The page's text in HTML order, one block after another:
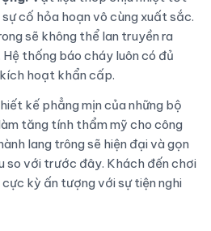
cố hỏa hoạn vô cùng xuất sắc.
sẽ không thể lan truyền ra
thống báo cháy luôn có đủ
hoạt khẩn cấp.
kế phẳng mịn của những bộ
tăng tính thẩm mỹ cho công
lang trông sẽ hiện đại và gọn
so với trước đây. Khách đến chơi
kỳ ấn tượng với sự tiện nghi